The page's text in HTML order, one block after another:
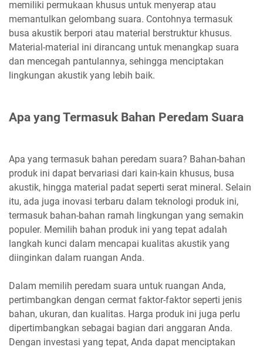
memiliki permukaan khusus untuk menyerap atau
memantulkan gelombang suara. Contohnya termasuk
busa akustik berpori atau material berstruktur khusus.
Material-material ini dirancang untuk menangkap suara
dan mencegah pantulannya, sehingga menciptakan
lingkungan akustik yang lebih baik.
Apa yang Termasuk Bahan Peredam Suara
Apa yang termasuk bahan peredam suara? Bahan-bahan
produk ini dapat bervariasi dari kain-kain khusus, busa
akustik, hingga material padat seperti serat mineral. Selain
itu, ada juga inovasi terbaru dalam teknologi produk ini,
termasuk bahan-bahan ramah lingkungan yang semakin
populer. Memilih bahan produk ini yang tepat adalah
langkah kunci dalam mencapai kualitas akustik yang
diinginkan dalam ruangan Anda.
Dalam memilih peredam suara untuk ruangan Anda,
pertimbangkan dengan cermat faktor-faktor seperti jenis
bahan, ukuran, dan kualitas. Harga produk ini juga perlu
dipertimbangkan sebagai bagian dari anggaran Anda.
Dengan investasi yang tepat, Anda dapat menciptakan